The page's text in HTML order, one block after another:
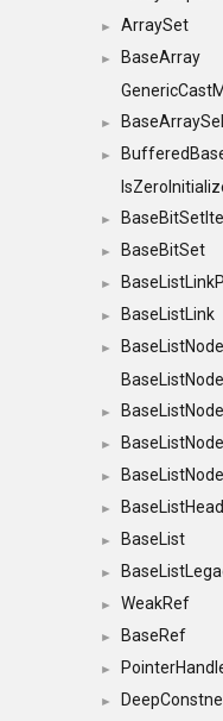
► ArraySet
►
BaseArray
►
►
►
► BaseBitSet
►
► BaseListLink
►
BaseListNode
►
►
►
► BaseListHead
► BaseList
►
► WeakRef
► BaseRef
►
►